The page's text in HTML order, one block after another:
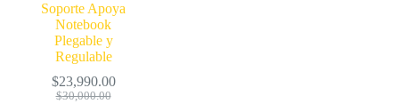
Soporte Apoya
Notebook
Plegable y
Regulable
$30,000.00
El
$23,990.00
El